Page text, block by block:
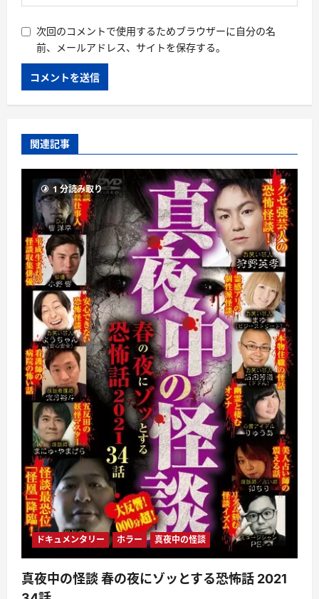
次回のコメントで使用するためブラウザーに自分の名
前、メールアドレス、サイトを保存する。
関連記事
1 分読み取り
ドキュメンタリー ホラー 真夜中の怪談
真夜中の怪談 春の夜にゾッとする恐怖話 2021